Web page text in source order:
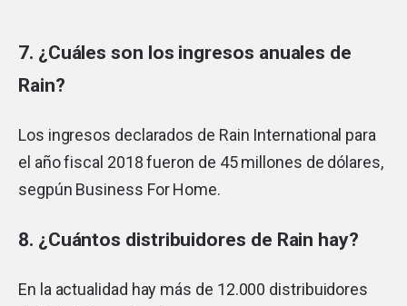
7. ¿Cuáles son los ingresos anuales de
Rain?
Los ingresos declarados de Rain International para
el año fiscal 2018 fueron de 45 millones de dólares,
segpún Business For Home.
8. ¿Cuántos distribuidores de Rain hay?
En la actualidad hay más de 12.000 distribuidores